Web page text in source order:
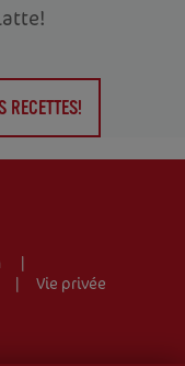
RECETTES!
Vie privée